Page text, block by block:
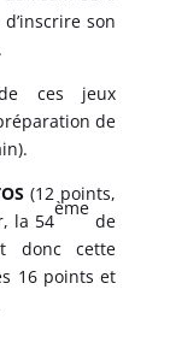
son
ces jeux
de
(12 points,
la 54
ème
de
donc cette
16 points et